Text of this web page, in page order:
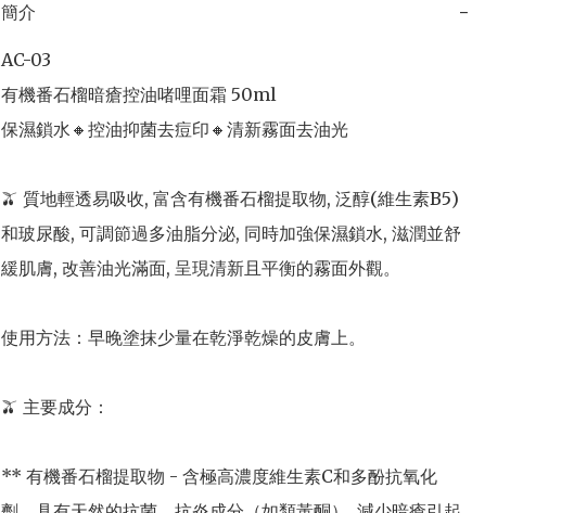
簡介 −
AC-03
有機番石榴暗瘡控油啫哩面霜 50ml
保濕鎖水🔸控油抑菌去痘印🔸清新霧面去油光
🫒 質地輕透易吸收, 富含有機番石榴提取物, 泛醇(維生素B5)
和玻尿酸, 可調節過多油脂分泌, 同時加強保濕鎖水, 滋潤並舒
緩肌膚, 改善油光滿面, 呈現清新且平衡的霧面外觀。
使用方法：早晚塗抹少量在乾淨乾燥的皮膚上。
🫒 主要成分：
** 有機番石榴提取物 - 含極高濃度維生素C和多酚抗氧化